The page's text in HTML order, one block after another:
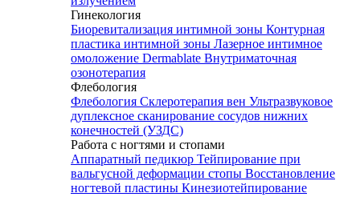
Гинекология
Биоревитализация интимной зоны Контурная
пластика интимной зоны Лазерное интимное
омоложение Dermablate Внутриматочная
озонотерапия
Флебология
Флебология Склеротерапия вен Ультразвуковое
дуплексное сканирование сосудов нижних
конечностей (УЗДС)
Работа с ногтями и стопами
Аппаратный педикюр Тейпирование при
вальгусной деформации стопы Восстановление
ногтевой пластины Кинезиотейпирование